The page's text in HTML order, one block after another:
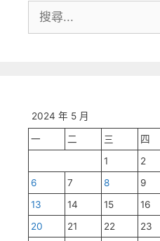
尋:
2024 年 5 月
一 二 三 四
1
2
6
7 8 9
13
14 15 16
20
21 22 23